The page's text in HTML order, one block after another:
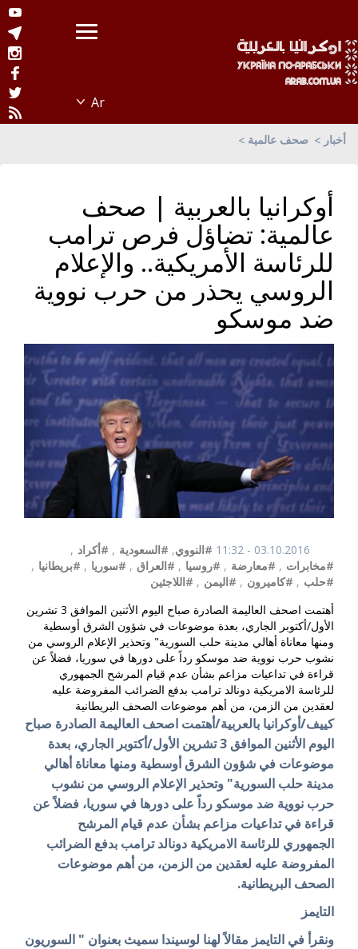
أخبار صحف عالمية
أوكرانيا بالعربية | صحف
عالمية: تضاؤل فرص ترامب
للرئاسة الأمريكية.. والإعلام
الروسي يحذر من حرب نووية
ضد موسكو
03.10.2016 - 11:32 #النووي, #السعودية , #أكراد ,
#مخابرات , #معارضة , #روسيا , #العراق , #سوريا , #بريطانيا ,
#حلب , #كاميرون , #اليمن , #اللاجئين
أهتمت اصحف العاليمة الصادرة صباح اليوم الأثنين الموافق 3 تشرين
الأول/أكتوبر الجاري، بعدة موضوعات في شؤون الشرق أوسطية
ومنها معاناة أهالي مدينة حلب السورية" وتحذير الإعلام الروسي من
نشوب حرب نووية ضد موسكو رداً على دورها في سوريا، فضلاً عن
قراءة في تداعيات مزاعم بشأن عدم قيام المرشح الجمهوري
للرئاسة الامريكية دونالد ترامب بدفع الضرائب المفروضة عليه
لعقدين من الزمن، من أهم موضوعات الصحف البريطانية
كييف/أوكرانيا بالعربية/أهتمت اصحف العاليمة الصادرة صباح
اليوم الأثنين الموافق 3 تشرين الأول/أكتوبر الجاري، بعدة
موضوعات في شؤون الشرق أوسطية ومنها معاناة أهالي
مدينة حلب السورية" وتحذير الإعلام الروسي من نشوب
حرب نووية ضد موسكو رداً على دورها في سوريا، فضلاً عن
قراءة في تداعيات مزاعم بشأن عدم قيام المرشح
الجمهوري للرئاسة الامريكية دونالد ترامب بدفع الضرائب
المفروضة عليه لعقدين من الزمن، من أهم موضوعات
الصحف البريطانية.
التايمز
ونقرأ في التايمز مقالاً لهنا لوسيندا سميث بعنوان " السوريون